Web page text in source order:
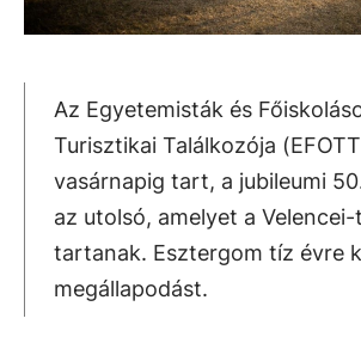
Az Egyetemisták és
Turisztikai Találkozója
vasárnapig tart, a jubileumi
az utolsó, amelyet a
tartanak. Esztergom tíz évre
megállapodást.